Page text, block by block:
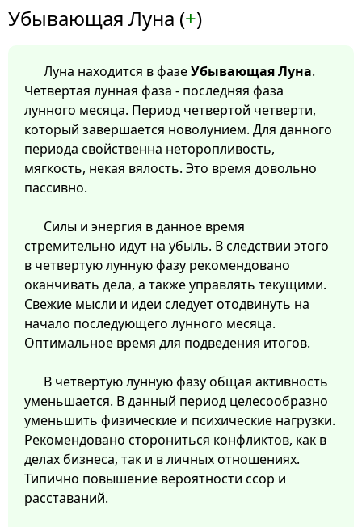
Убывающая Луна (+)
Луна находится в фазеУбывающая Луна.
Четвертая лунная фаза - последняя фаза
лунного месяца. Период четвертой четверти,
который завершается новолунием. Для данного
периода свойственна неторопливость,
мягкость, некая вялость. Это время довольно
пассивно.
Силы и энергия в данное время
стремительно идут на убыль. В следствии этого
в четвертую лунную фазу рекомендовано
оканчивать дела, а также управлять текущими.
Свежие мысли и идеи следует отодвинуть на
начало последующего лунного месяца.
Оптимальное время для подведения итогов.
В четвертую лунную фазу общая активность
уменьшается. В данный период целесообразно
уменьшить физические и психические нагрузки.
Рекомендовано сторониться конфликтов, как в
делах бизнеса, так и в личных отношениях.
Типично повышение вероятности ссор и
расставаний.